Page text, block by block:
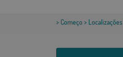
> Começo > Localizações